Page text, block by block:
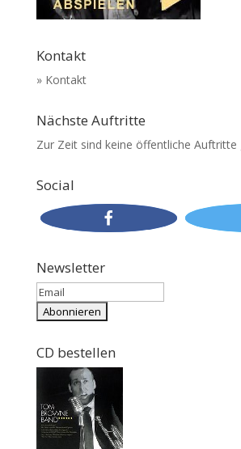
Kontakt
» Kontakt
Nächste Auftritte
Zur Zeit sind keine öffentliche Auftritte
Social
Newsletter
CD bestellen